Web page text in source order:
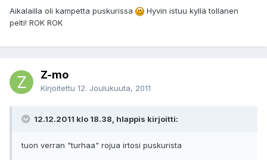
Aikalailla oli kampetta puskurissa
Hyvin istuu kyllä tollanen
pelti! ROK ROK
Z-mo
Kirjoitettu 12. Joulukuuta, 2011
12.12.2011 klo 18.38, hlappis kirjoitti:
tuon verran "turhaa" rojua irtosi puskurista